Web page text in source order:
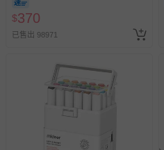
$370
已售出 98971